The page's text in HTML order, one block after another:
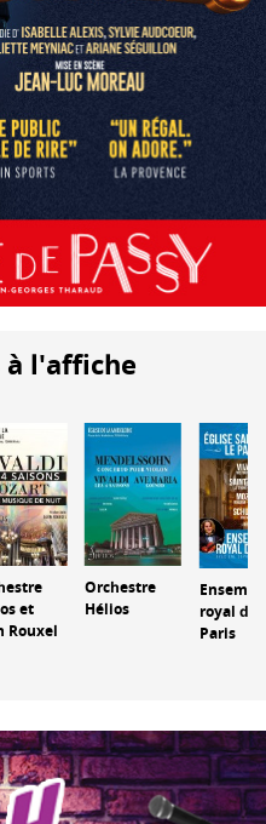
à l'affiche
et
Rouxel
Orchestre
Hélios
royal de
Paris